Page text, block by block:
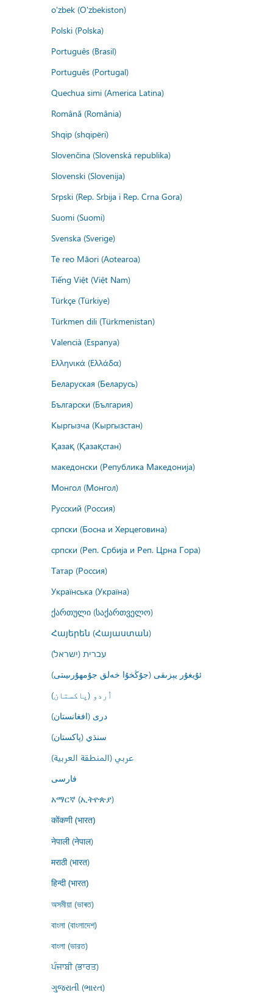
o'zbek (O'zbekiston)
Polski (Polska)
Português (Brasil)
Português (Portugal)
Quechua simi (America Latina)
Română (România)
Shqip (shqipëri)
Slovenčina (Slovenská republika)
Slovenski (Slovenija)
Srpski (Rep. Srbija i Rep. Crna Gora)
Suomi (Suomi)
Svenska (Sverige)
Te reo Māori (Aotearoa)
Tiếng Việt (Việt Nam)
Türkçe (Türkiye)
Türkmen dili (Türkmenistan)
Valencià (Espanya)
Ελληνικά (Ελλάδα)
Беларуская (Беларусь)
Български (България)
Кыргызча (Кыргызстан)
Қазақ (Қазақстан)
македонски (Република Македонија)
Монгол (Монгол)
Русский (Россия)
српски (Босна и Херцеговина)
српски (Реп. Србија и Реп. Црна Гора)
Татар (Россия)
Українська (Україна)
ქართული (საქართველო)
Հայերեն (Հայաստան)
עברית (ישראל)
ئۇيغۇر يېزىقى (جۇڭخۇا خەلق جۇمھۇرىيىتى)
اُردو (پاکستان)
درى (افغانستان)
سنڌي (پاکستان)
عربي (المنطقة العربية)
فارسى
አማርኛ (ኢትዮጵያ)
कोंकणी (भारत)
नेपाली (नेपाल)
मराठी (भारत)
हिन्दी (भारत)
অসমীয়া (ভাৰত)
বাংলা (বাংলাদেশ)
বাংলা (ভারত)
ਪੰਜਾਬੀ (ਭਾਰਤ)
ગુજરાતી (ભારત)